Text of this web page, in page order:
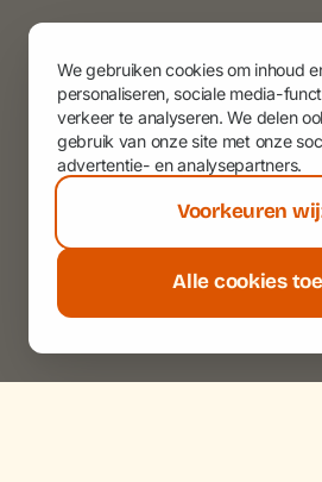
We gebruiken cookies om inhoud
personaliseren, sociale media-
verkeer te analyseren. We delen
gebruik van onze site met onze
advertentie- en analysepartners.
Voorkeuren
Alle cookies